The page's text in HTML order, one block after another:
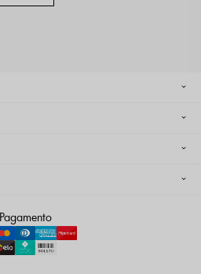
Pagamento